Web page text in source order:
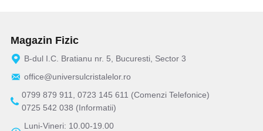
Magazin Fizic
B-dul I.C. Bratianu nr. 5, Bucuresti, Sector 3
office@universulcristalelor.ro
0799 879 911, 0723 145 611 (Comenzi Telefonice)
0725 542 038 (Informatii)
Luni-Vineri: 10.00-19.00